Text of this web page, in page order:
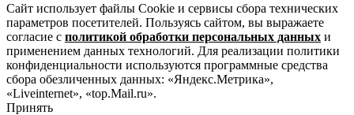
Сайт использует файлы Cookie и сервисы сбора технических
параметров посетителей. Пользуясь сайтом, вы выражаете
согласие с политикой обработки персональных данных и
применением данных технологий. Для реализации политики
конфиденциальности используются программные средства
сбора обезличенных данных: «Яндекс.Метрика»,
«Liveinternet», «top.Mail.ru».
Принять